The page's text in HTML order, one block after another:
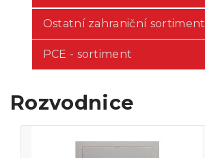
Ostatní zahraniční sortiment
PCE - sortiment
Rozvodnice